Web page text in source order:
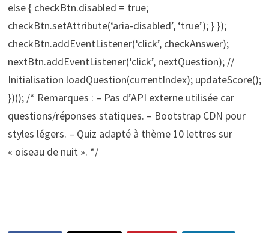
else { checkBtn.disabled = true;
checkBtn.setAttribute(‘aria-disabled’, ‘true’); } });
checkBtn.addEventListener(‘click’, checkAnswer);
nextBtn.addEventListener(‘click’, nextQuestion); //
Initialisation loadQuestion(currentIndex); updateScore();
})(); /* Remarques : – Pas d’API externe utilisée car
questions/réponses statiques. – Bootstrap CDN pour
styles légers. – Quiz adapté à thème 10 lettres sur
« oiseau de nuit ». */